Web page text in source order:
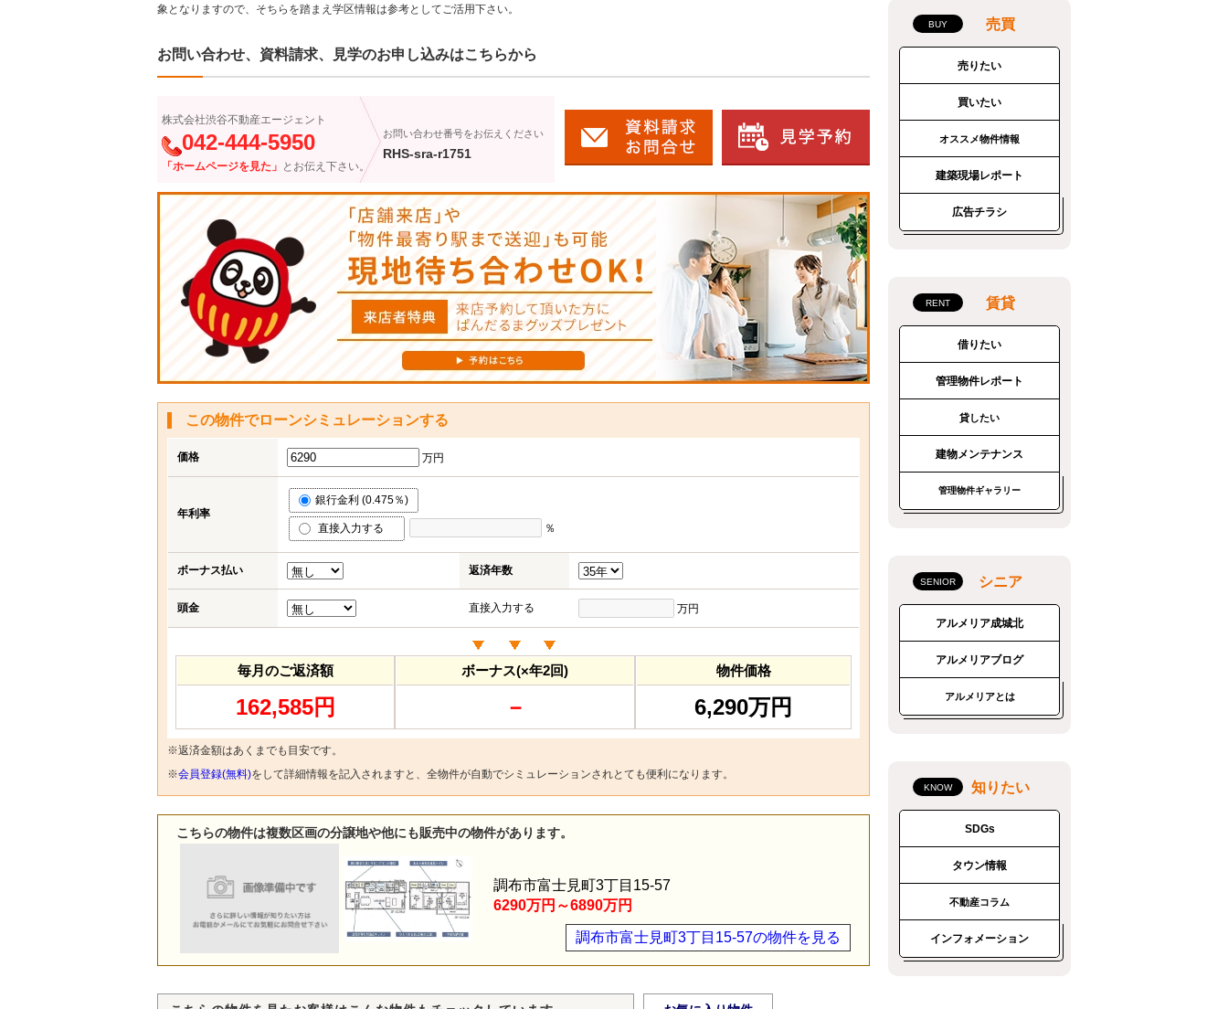
象となりますので、そちらを踏まえ学区情報は参考としてご活用下さい。
お問い合わせ、資料請求、見学のお申し込みはこちらから
株式会社渋谷不動産エージェント
042-444-5950
「ホームページを見た」 とお伝え下さい。
お問い合わせ番号をお伝えください
RHS-sra-r1751
この物件でローンシミュレーションする
価格 万円
年利率
銀行金利 (0.475％)
直接入力する ％
ボーナス払い 返済年数
頭金 直接入力する 万円
毎月のご返済額
162,585円
ボーナス(×年2回)
－
物件価格
6,290万円
※返済金額はあくまでも目安です。
※会員登録(無料)をして詳細情報を記入されますと、全物件が自動でシミュレーションされとても便利になります。
こちらの物件は複数区画の分譲地や他にも販売中の物件があります。
調布市富士見町3丁目15-57の物件を見る
調布市富士見町3丁目15-57
6290万円～6890万円
売買
売りたい
買いたい
オススメ物件情報
建築現場レポート
広告チラシ
賃貸
借りたい
管理物件レポート
貸したい
建物メンテナンス
管理物件ギャラリー
シニア
アルメリア成城北
アルメリアブログ
アルメリアとは
知りたい
SDGs
タウン情報
不動産コラム
インフォメーション